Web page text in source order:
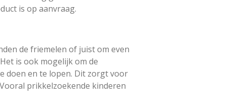
is op aanvraag.
de friemelen of juist om even
is ook mogelijk om de
doen en te lopen. Dit zorgt voor
prikkelzoekende kinderen